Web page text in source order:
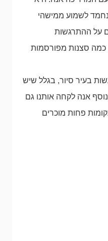
נחמד לשמוע ממישהי
על ההתרגשות
סצנות מפורסמות
בעיר סיור, בגלל שיש
אנה לקחה אותנו גם
פחות מוכרים